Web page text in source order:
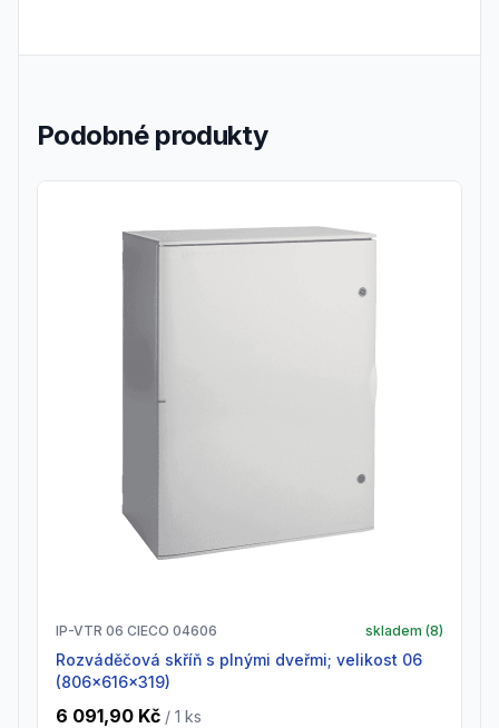
Podobné produkty
IP-VTR 06 CIECO 04606 skladem (8)
Rozváděčová skříň s plnými dveřmi; velikost 06
(806x616x319)
6 091,90 Kč / 1 ks